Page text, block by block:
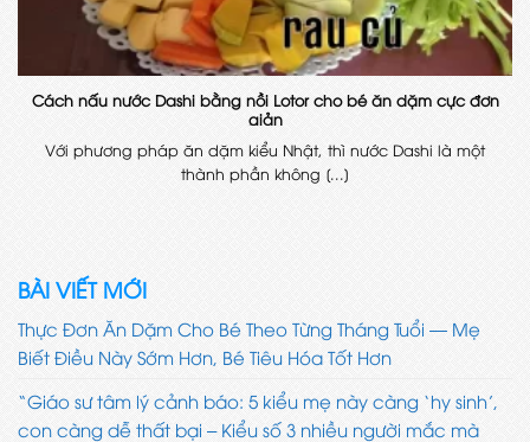
Cách nấu nước Dashi bằng nồi Lotor cho bé ăn dặm cực đơn
giản
Với phương pháp ăn dặm kiểu Nhật, thì nước Dashi là một
thành phần không [...]
BÀI VIẾT MỚI
Thực Đơn Ăn Dặm Cho Bé Theo Từng Tháng Tuổi — Mẹ
Biết Điều Này Sớm Hơn, Bé Tiêu Hóa Tốt Hơn
“Giáo sư tâm lý cảnh báo: 5 kiểu mẹ này càng ‘hy sinh’,
con càng dễ thất bại – Kiểu số 3 nhiều người mắc mà